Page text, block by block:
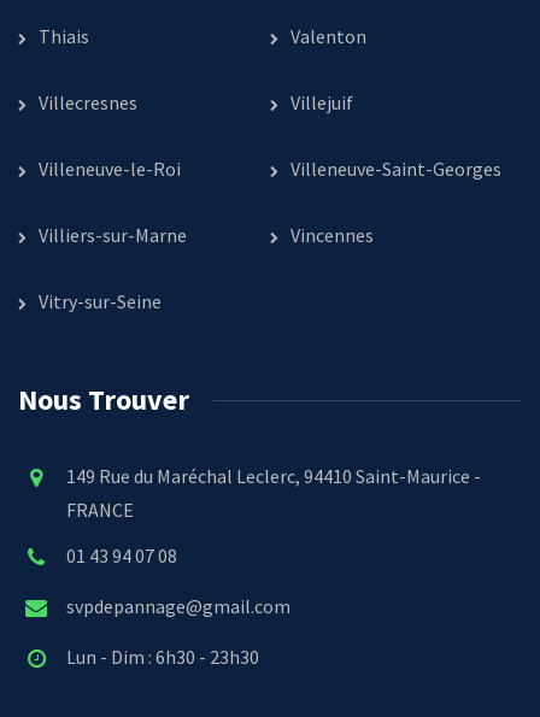
Thiais Valenton
Villecresnes Villejuif
Villeneuve-le-Roi Villeneuve-Saint-Georges
Villiers-sur-Marne Vincennes
Vitry-sur-Seine
Nous Trouver
149 Rue du Maréchal Leclerc, 94410 Saint-Maurice -
FRANCE
01 43 94 07 08
svpdepannage@gmail.com
Lun - Dim : 6h30 - 23h30